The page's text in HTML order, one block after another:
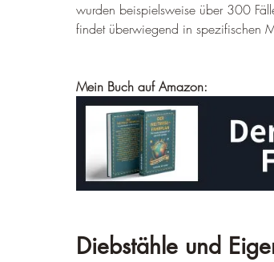
wurden beispielsweise über 300
findet überwiegend in spezifischen
Mein Buch auf Amazon:
Diebstähle und